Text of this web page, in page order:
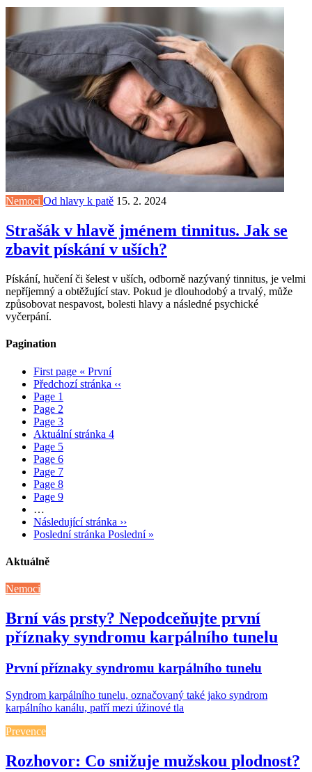
Nemoci Od hlavy k patě 15. 2. 2024
Strašák v hlavě jménem tinnitus. Jak se
zbavit pískání v uších?
Pískání, hučení či šelest v uších, odborně nazývaný tinnitus, je velmi
nepříjemný a obtěžující stav. Pokud je dlouhodobý a trvalý, může
způsobovat nespavost, bolesti hlavy a následné psychické
vyčerpání.
Pagination
First page « První
Předchozí stránka ‹‹
Page 1
Page 2
Page 3
Aktuální stránka 4
Page 5
Page 6
Page 7
Page 8
Page 9
…
Následující stránka ››
Poslední stránka Poslední »
Aktuálně
Nemoci
Brní vás prsty? Nepodceňujte první
příznaky syndromu karpálního tunelu
První příznaky syndromu karpálního tunelu
Syndrom karpálního tunelu, označovaný také jako syndrom
karpálního kanálu, patří mezi úžinové tla
Prevence
Rozhovor: Co snižuje mužskou plodnost?